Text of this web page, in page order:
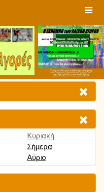
Πατήστε εδώ για να δείτε την εκπομπή
την Τρίτη 9:00 μμ και κάθε Τρίτη
Κυριακή
Σήμερα
Αύριο